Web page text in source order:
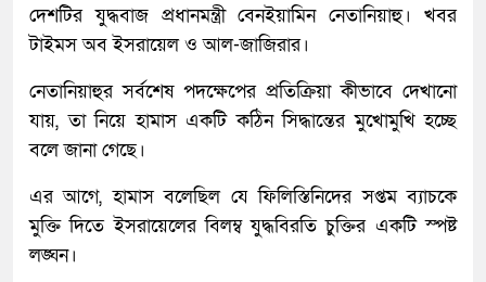
দেশটির যুদ্ধবাজ প্রধানমন্ত্রী বেনইয়ামিন নেতানিয়াহু। খবর
টাইমস অব ইসরায়েল ও আল-জাজিরার।
নেতানিয়াহুর সর্বশেষ পদক্ষেপের প্রতিক্রিয়া কীভাবে দেখানো
যায়, তা নিয়ে হামাস একটি কঠিন সিদ্ধান্তের মুখোমুখি হচ্ছে
বলে জানা গেছে।
এর আগে, হামাস বলেছিল যে ফিলিস্তিনিদের সপ্তম ব্যাচকে
মুক্তি দিতে ইসরায়েলের বিলম্ব যুদ্ধবিরতি চুক্তির একটি স্পষ্ট
লঙ্ঘন।